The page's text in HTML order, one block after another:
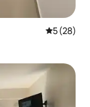
5 de uma
5 (28)